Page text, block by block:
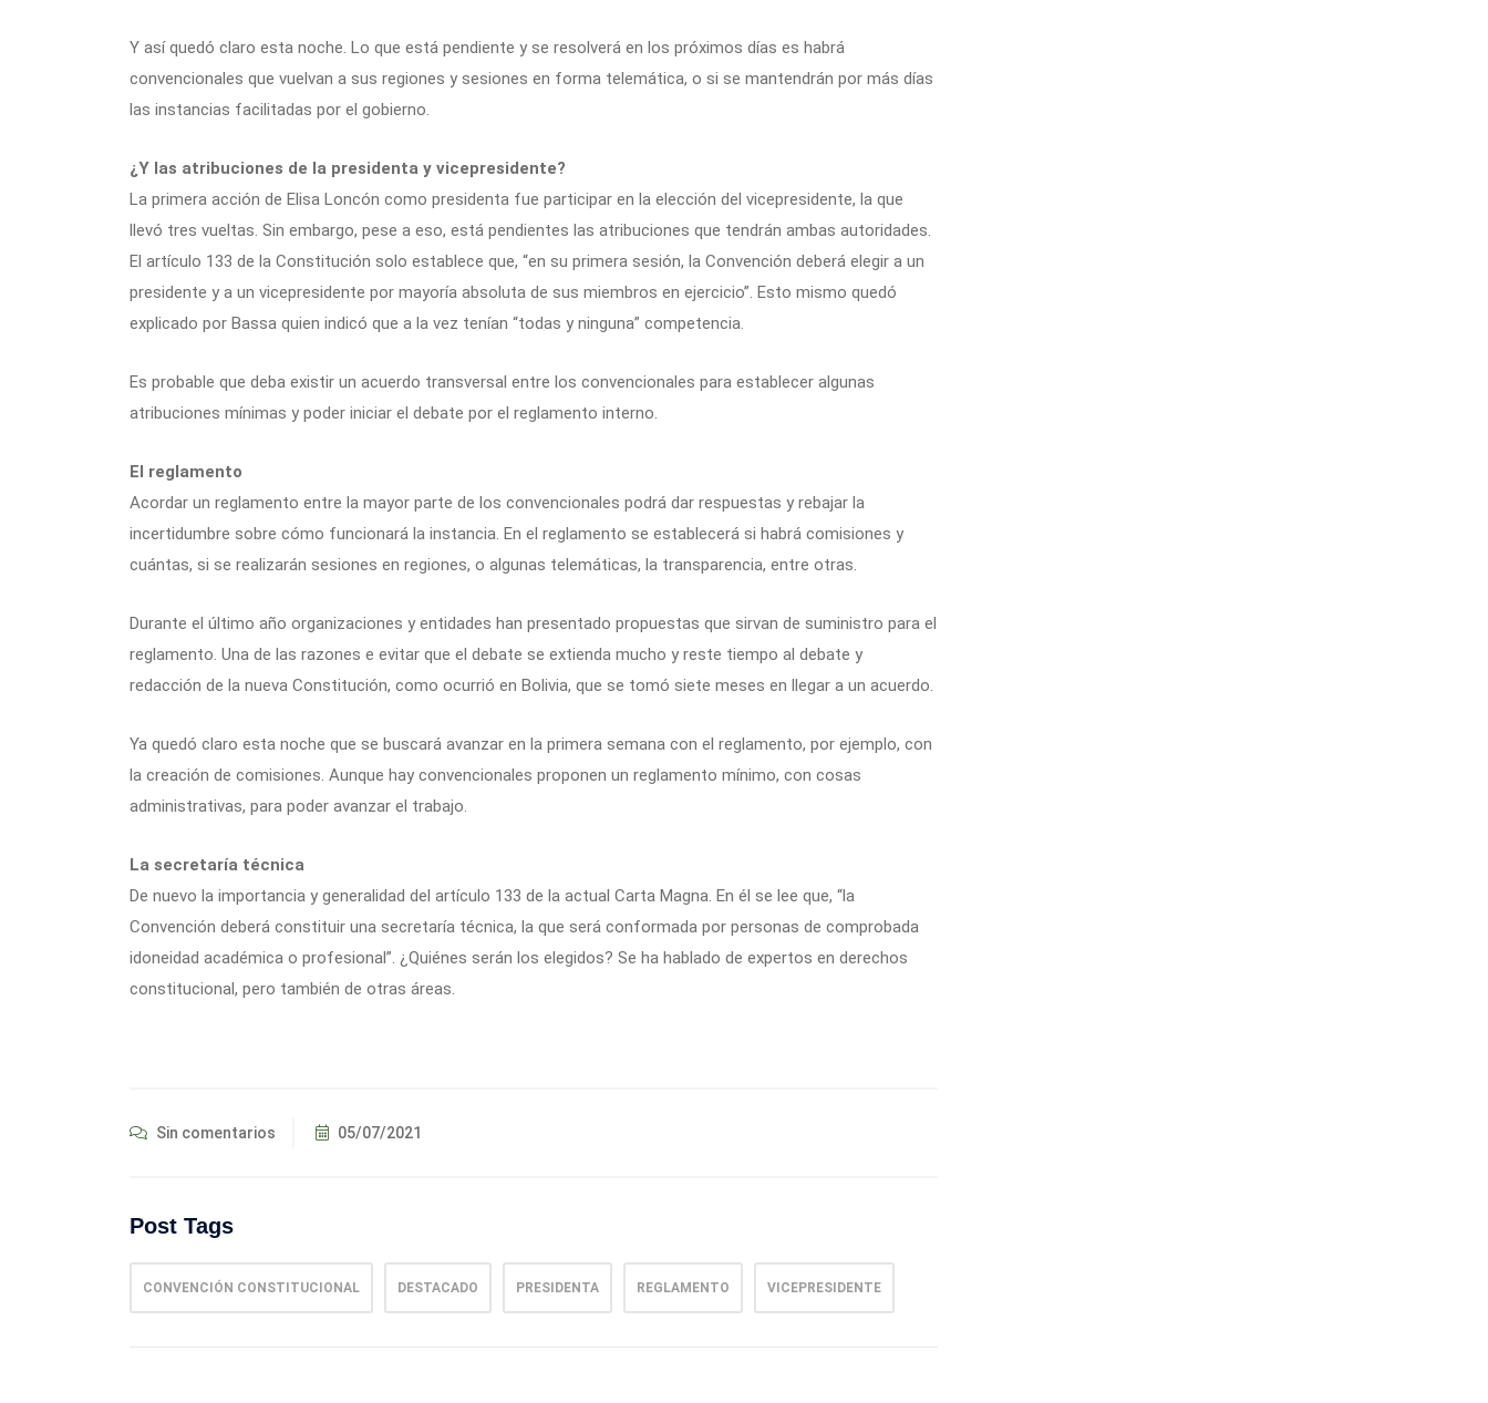
Y así quedó claro esta noche. Lo que está pendiente y se resolverá en los próximos días es habrá
convencionales que vuelvan a sus regiones y sesiones en forma telemática, o si se mantendrán por más días
las instancias facilitadas por el gobierno.
¿Y las atribuciones de la presidenta y vicepresidente?
La primera acción de Elisa Loncón como presidenta fue participar en la elección del vicepresidente, la que
llevó tres vueltas. Sin embargo, pese a eso, está pendientes las atribuciones que tendrán ambas autoridades.
El artículo 133 de la Constitución solo establece que, “en su primera sesión, la Convención deberá elegir a un
presidente y a un vicepresidente por mayoría absoluta de sus miembros en ejercicio”. Esto mismo quedó
explicado por Bassa quien indicó que a la vez tenían “todas y ninguna” competencia.
Es probable que deba existir un acuerdo transversal entre los convencionales para establecer algunas
atribuciones mínimas y poder iniciar el debate por el reglamento interno.
El reglamento
Acordar un reglamento entre la mayor parte de los convencionales podrá dar respuestas y rebajar la
incertidumbre sobre cómo funcionará la instancia. En el reglamento se establecerá si habrá comisiones y
cuántas, si se realizarán sesiones en regiones, o algunas telemáticas, la transparencia, entre otras.
Durante el último año organizaciones y entidades han presentado propuestas que sirvan de suministro para el
reglamento. Una de las razones e evitar que el debate se extienda mucho y reste tiempo al debate y
redacción de la nueva Constitución, como ocurrió en Bolivia, que se tomó siete meses en llegar a un acuerdo.
Ya quedó claro esta noche que se buscará avanzar en la primera semana con el reglamento, por ejemplo, con
la creación de comisiones. Aunque hay convencionales proponen un reglamento mínimo, con cosas
administrativas, para poder avanzar el trabajo.
La secretaría técnica
De nuevo la importancia y generalidad del artículo 133 de la actual Carta Magna. En él se lee que, “la
Convención deberá constituir una secretaría técnica, la que será conformada por personas de comprobada
idoneidad académica o profesional”. ¿Quiénes serán los elegidos? Se ha hablado de expertos en derechos
constitucional, pero también de otras áreas.
Sin comentarios 05/07/2021
Post Tags
CONVENCIÓN CONSTITUCIONAL DESTACADO PRESIDENTA REGLAMENTO VICEPRESIDENTE